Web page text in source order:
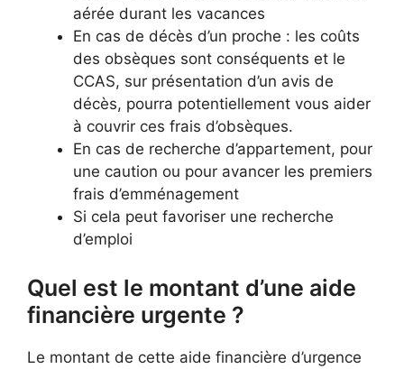
aérée durant les vacances
En cas de décès d’un proche : les coûts
des obsèques sont conséquents et le
CCAS, sur présentation d’un avis de
décès, pourra potentiellement vous aider
à couvrir ces frais d’obsèques.
En cas de recherche d’appartement, pour
une caution ou pour avancer les premiers
frais d’emménagement
Si cela peut favoriser une recherche
d’emploi
Quel est le montant d’une aide
financière urgente ?
Le montant de cette aide financière d’urgence